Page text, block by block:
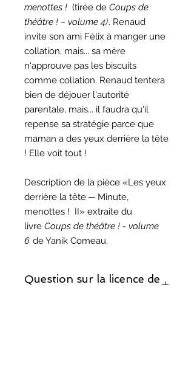
menottes ! (tirée de Coups de
théâtre ! – volume 4). Renaud
invite son ami Félix à manger une
collation, mais... sa mère
n'approuve pas les biscuits
comme collation. Renaud tentera
bien de déjouer l'autorité
parentale, mais... il faudra qu'il
repense sa stratégie parce que
maman a des yeux derrière la tête
! Elle voit tout !
Description de la pièce «Les yeux
derrière la tête ─ Minute,
menottes ! II» extraite du
livre Coups de théâtre ! - volume
6 de Yanik Comeau.
Question sur la licence de